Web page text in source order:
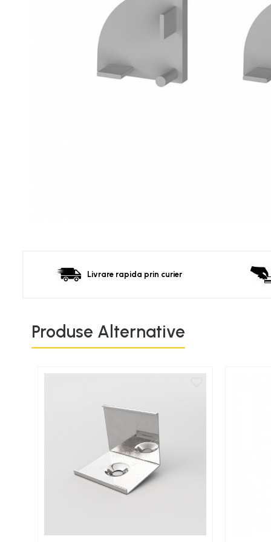
Comutatoare / Detectoare PIR
Lampi de podea
Corpuri de Iluminat Industriale LED
Corpuri EXIT
Corpuri Industriale LED
Panouri LED
Livrare rapida prin curier
Produse Alternative